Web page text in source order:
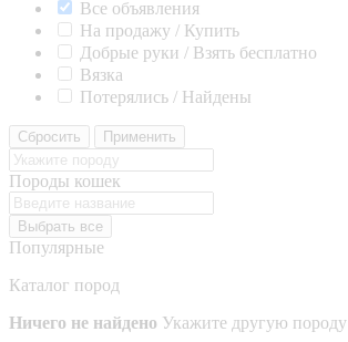
Все объявления
На продажу / Купить
Добрые руки / Взять бесплатно
Вязка
Потерялись / Найдены
Сбросить Применить
Породы кошек
Выбрать все
Популярные
Каталог пород
Ничего не найдено Укажите другую породу